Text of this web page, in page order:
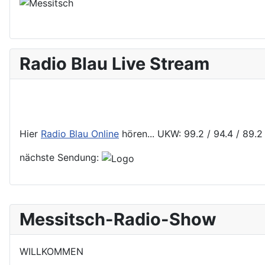
Messitsch-Radio-Show
WILLKOMMEN
Radio Blau Live Stream
Hier Radio Blau Online hören... UKW: 99.2 / 94.4 / 89.2
nächste Sendung: